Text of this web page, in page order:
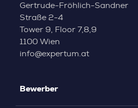
Gertrude-Fröhlich-Sandner
Straße 2-4
Tower 9, Floor 7,8,9
1100 Wien
info@expertum.at
Bewerber